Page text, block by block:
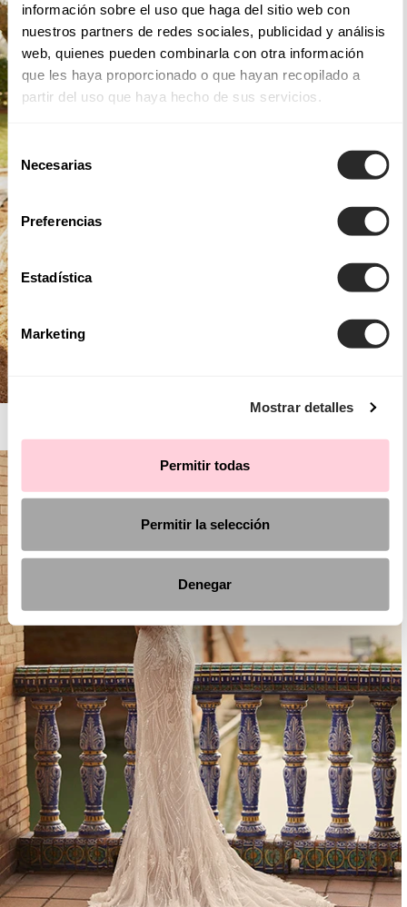
información sobre el uso que haga del sitio web con
nuestros partners de redes sociales, publicidad y análisis
web, quienes pueden combinarla con otra información
que les haya proporcionado o que hayan recopilado a
partir del uso que haya hecho de sus servicios.
de
consentimiento
Necesarias
Preferencias
Estadística
Marketing
Mostrar detalles
Permitir todas
Permitir la selección
Denegar